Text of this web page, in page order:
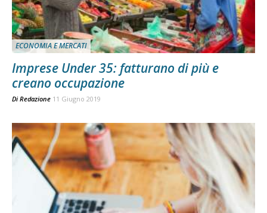
ECONOMIA E MERCATI
Imprese Under 35: fatturano di più e
creano occupazione
Di Redazione 11 Giugno 2019